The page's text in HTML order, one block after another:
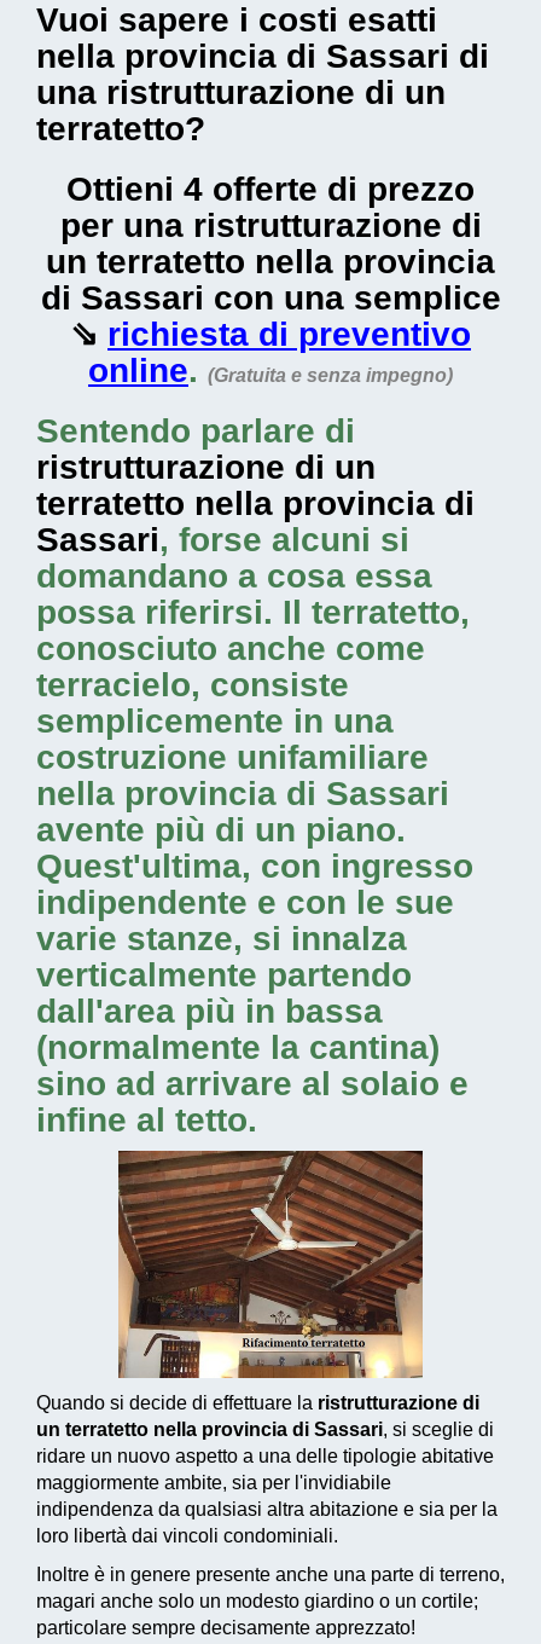
Vuoi sapere i costi esatti
nella provincia di Sassari di
una ristrutturazione di un
terratetto?
Ottieni 4 offerte di prezzo
per una ristrutturazione di
un terratetto nella provincia
di Sassari con una semplice
⇘ richiesta di preventivo
online. (Gratuita e senza impegno)
Sentendo parlare di
ristrutturazione di un
terratetto nella provincia di
Sassari, forse alcuni si
domandano a cosa essa
possa riferirsi. Il terratetto,
conosciuto anche come
terracielo, consiste
semplicemente in una
costruzione unifamiliare
nella provincia di Sassari
avente più di un piano.
Quest'ultima, con ingresso
indipendente e con le sue
varie stanze, si innalza
verticalmente partendo
dall'area più in bassa
(normalmente la cantina)
sino ad arrivare al solaio e
infine al tetto.
Quando si decide di effettuare la ristrutturazione di
un terratetto nella provincia di Sassari, si sceglie di
ridare un nuovo aspetto a una delle tipologie abitative
maggiormente ambite, sia per l'invidiabile
indipendenza da qualsiasi altra abitazione e sia per la
loro libertà dai vincoli condominiali.
Inoltre è in genere presente anche una parte di terreno,
magari anche solo un modesto giardino o un cortile;
particolare sempre decisamente apprezzato!